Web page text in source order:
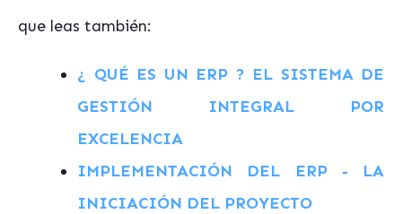
que leas también:
¿ QUÉ ES UN ERP ? EL SISTEMA DE
GESTIÓN INTEGRAL POR
EXCELENCIA
IMPLEMENTACIÓN DEL ERP - LA
INICIACIÓN DEL PROYECTO